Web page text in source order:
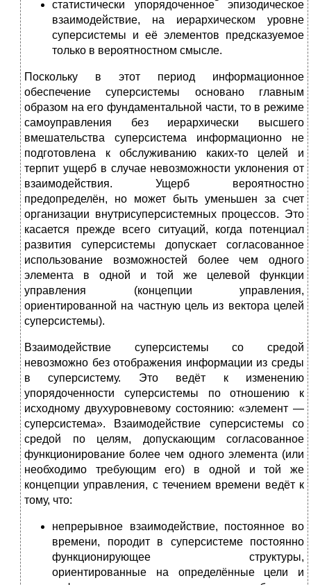
статистически упорядоченное эпизодическое
взаимодействие, на иерархическом уровне
суперсистемы и её элементов предсказуемое
только в вероятностном смысле.
Поскольку в этот период информационное
обеспечение суперсистемы основано главным
образом на его фундаментальной части, то в режиме
самоуправления без иерархически высшего
вмешательства суперсистема информационно не
подготовлена к обслуживанию каких-то целей и
терпит ущерб в случае невозможности уклонения от
взаимодействия. Ущерб вероятностно
предопределён, но может быть уменьшен за счет
организации внутрисуперсистемных процессов. Это
касается прежде всего ситуаций, когда потенциал
развития суперсистемы допускает согласованное
использование возможностей более чем одного
элемента в одной и той же целевой функции
управления (концепции управления,
ориентированной на частную цель из вектора целей
суперсистемы).
Взаимодействие суперсистемы со средой
невозможно без отображения информации из среды
в суперсистему. Это ведёт к изменению
упорядоченности суперсистемы по отношению к
исходному двухуровневому состоянию: «элемент —
суперсистема». Взаимодействие суперсистемы со
средой по целям, допускающим согласованное
функционирование более чем одного элемента (или
необходимо требующим его) в одной и той же
концепции управления, с течением времени ведёт к
тому, что:
непрерывное взаимодействие, постоянное во
времени, породит в суперсистеме постоянно
функционирующее структуры,
ориентированные на определённые цели и